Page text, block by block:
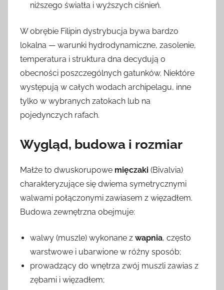
niższego światła i wyższych ciśnień.
W obrębie Filipin dystrybucja bywa bardzo
lokalna — warunki hydrodynamiczne, zasolenie,
temperatura i struktura dna decydują o
obecności poszczególnych gatunków. Niektóre
występują w całych wodach archipelagu, inne
tylko w wybranych zatokach lub na
pojedynczych rafach.
Wygląd, budowa i rozmiar
Małże to dwuskorupowe mięczaki (Bivalvia)
charakteryzujące się dwiema symetrycznymi
walwami połączonymi zawiasem z więzadłem.
Budowa zewnętrzna obejmuje:
walwy (muszle) wykonane z wapnia, często
warstwowe i ubarwione w różny sposób;
prowadzący do wnętrza zwój muszli zawias z
zębami i więzadłem;